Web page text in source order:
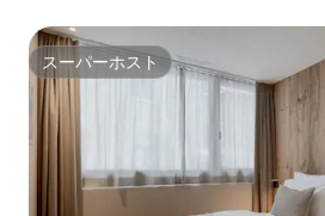
スーパーホスト
スーパーホスト